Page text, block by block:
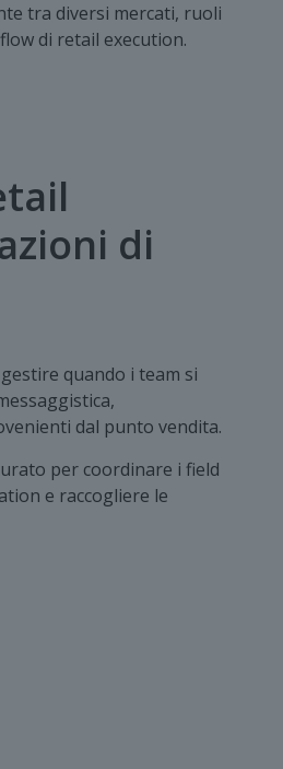
tra diversi mercati, ruoli
di retail execution.
di
quando i team si
dal punto vendita.
per coordinare i field
e raccogliere le